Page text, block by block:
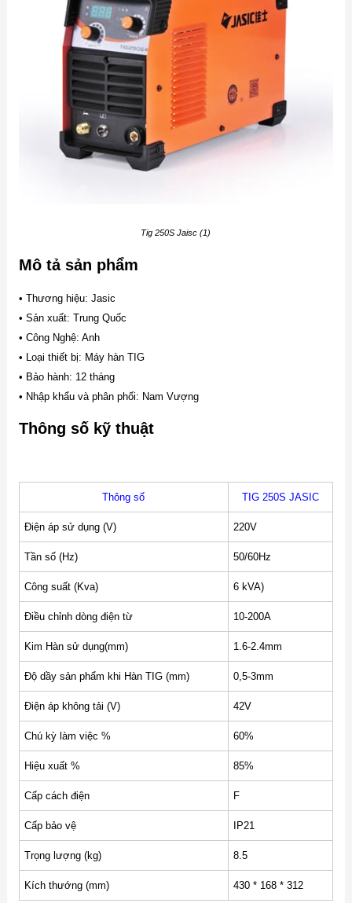
Tig 250S Jaisc (1)
Mô tả sản phẩm
• Thương hiệu: Jasic
• Sản xuất: Trung Quốc
• Công Nghệ: Anh
• Loại thiết bị: Máy hàn TIG
• Bảo hành: 12 tháng
• Nhập khẩu và phân phối: Nam Vượng
Thông số kỹ thuật
Thông số TIG 250S JASIC
Điện áp sử dụng (V) 220V
Tần số (Hz) 50/60Hz
Công suất (Kva) 6 kVA)
Điều chỉnh dòng điện từ 10-200A
Kim Hàn sử dụng(mm) 1.6-2.4mm
Độ dầy sản phẩm khi Hàn TIG (mm) 0,5-3mm
Điện áp không tải (V) 42V
Chú kỳ làm việc % 60%
Hiệu xuất % 85%
Cấp cách điện F
Cấp bảo vệ IP21
Trọng lượng (kg) 8.5
Kích thướng (mm) 430 * 168 * 312